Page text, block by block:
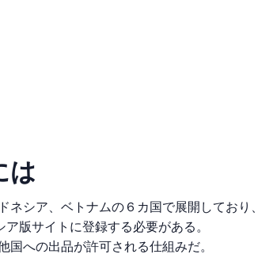
は
シア、ベトナムの６カ国で展開しており、
版サイトに登録する必要がある。
への出品が許可される仕組みだ。